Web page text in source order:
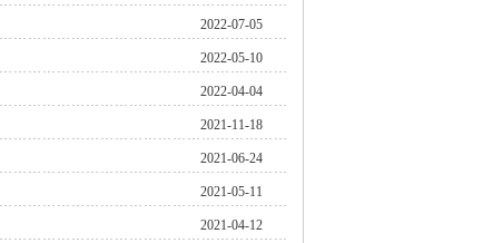
2022-07-05
2022-05-10
2022-04-04
2021-11-18
2021-06-24
2021-05-11
2021-04-12